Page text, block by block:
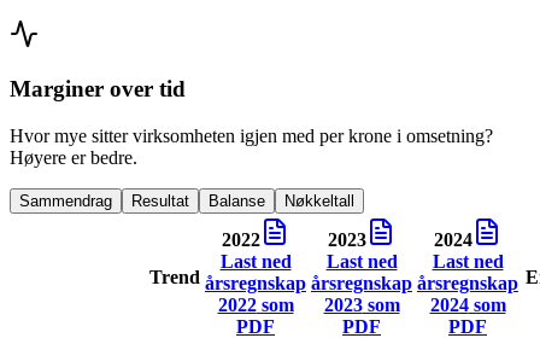
Marginer over tid
Hvor mye sitter virksomheten igjen med per krone i omsetning?
Høyere er bedre.
Sammendrag Resultat Balanse Nøkkeltall
Trend
2022
Last ned
årsregnskap
2022som
PDF
2023
Last ned
årsregnskap
2023som
PDF
2024
Last ned
årsregnskap
2024som
PDF